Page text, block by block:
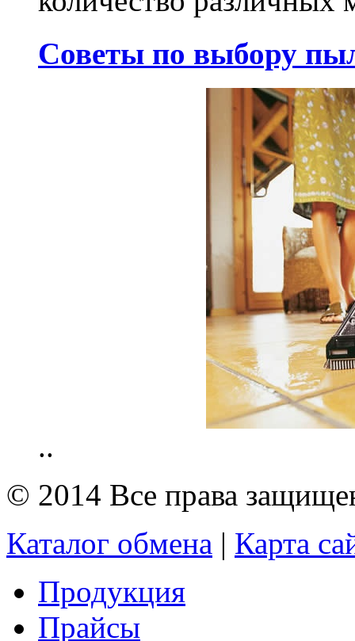
Советы по выбору
..
© 2014 Все права
Каталог обмена | Карта
Продукция
Прайсы